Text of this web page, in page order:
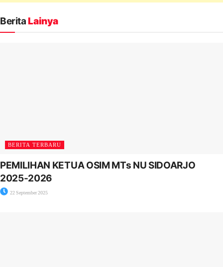
BeritaLainya
BERITA TERBARU
PEMILIHAN KETUA OSIM MTs NU SIDOARJO
2025-2026
22 September 2025